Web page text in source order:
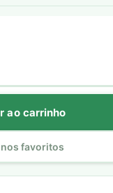
ao carrinho
favoritos